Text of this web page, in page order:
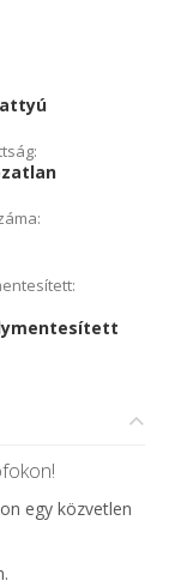
egy közvetlen